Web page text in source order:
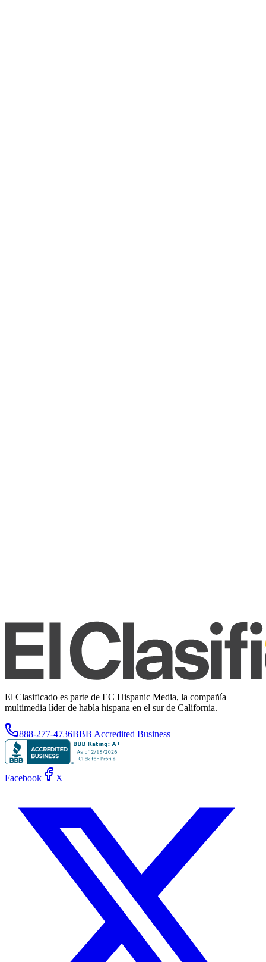
El Clasificado es parte de EC Hispanic Media, la compañía
multimedia líder de habla hispana en el sur de California.
888-277-4736BBB Accredited Business
Facebook X